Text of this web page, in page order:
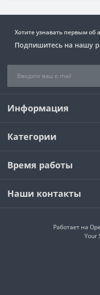
Хотите узнавать первым об
Подпишитесь на нашу
Информация
Категории
Время работы
Наши контакты
Работает на
Your